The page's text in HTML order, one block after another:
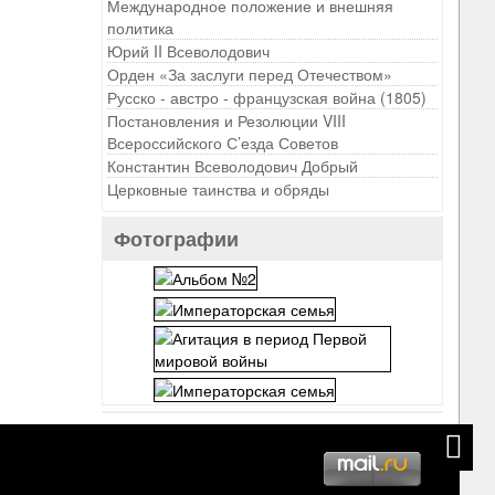
Международное положение и внешняя
политика
Юрий II Всеволодович
Орден «За заслуги перед Отечеством»
Русско - австро - французская война (1805)
Постановления и Резолюции VIII
Всероссийского С’езда Советов
Константин Всеволодович Добрый
Церковные таинства и обряды
Фотографии